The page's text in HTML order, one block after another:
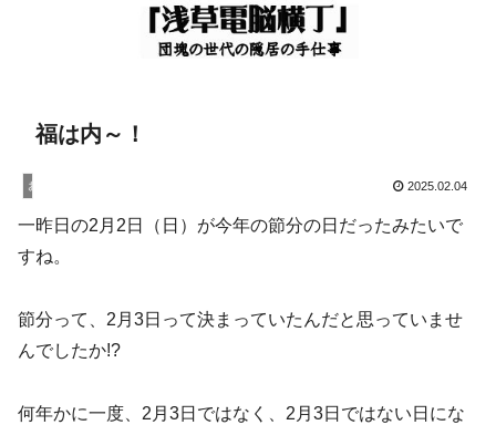
福は内～！
お知らせ 2025.02.04
一昨日の2月2日（日）が今年の節分の日だったみたいで
すね。
節分って、2月3日って決まっていたんだと思っていませ
んでしたか!?
何年かに一度、2月3日ではなく、2月3日ではない日にな